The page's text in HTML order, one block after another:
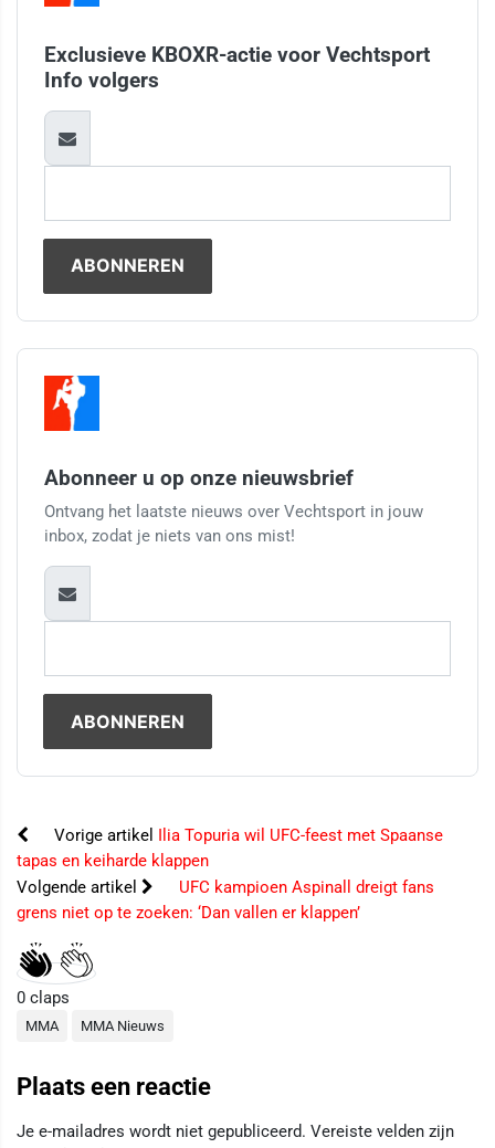
Exclusieve KBOXR-actie voor Vechtsport
Info volgers
Abonneer u op onze nieuwsbrief
Ontvang het laatste nieuws over Vechtsport in jouw
inbox, zodat je niets van ons mist!
Vorige artikel
Ilia Topuria wil UFC-feest met Spaanse
tapas en keiharde klappen
Volgende artikel
UFC kampioen Aspinall dreigt fans
grens niet op te zoeken: ‘Dan vallen er klappen’
0 claps
MMA MMA Nieuws
Plaats een reactie
Je e-mailadres wordt niet gepubliceerd. Vereiste velden zijn